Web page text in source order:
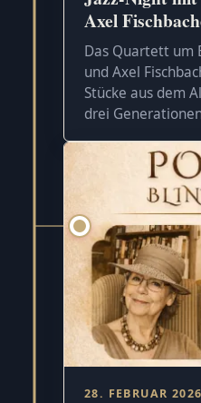
Axel
Das Quartett um
und Axel
Stücke aus dem
drei
28. FEBRUAR 2026